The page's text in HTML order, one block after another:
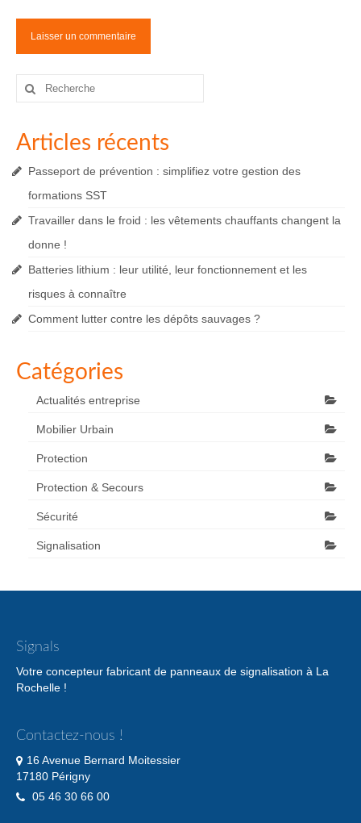
Rechercher
Articles récents
Passeport de prévention : simplifiez votre gestion des
formations SST
Travailler dans le froid : les vêtements chauffants changent la
donne !
Batteries lithium : leur utilité, leur fonctionnement et les
risques à connaître
Comment lutter contre les dépôts sauvages ?
Catégories
Actualités entreprise
Mobilier Urbain
Protection
Protection & Secours
Sécurité
Signalisation
Signals
Votre concepteur fabricant de panneaux de signalisation à La
Rochelle !
Contactez-nous !
16 Avenue Bernard Moitessier
17180 Périgny
05 46 30 66 00